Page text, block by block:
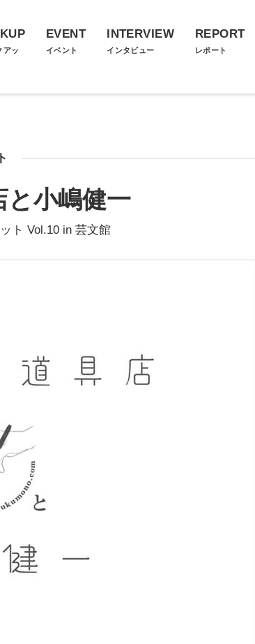
アッ
EVENT
イベント
INTERVIEW
インタビュー
REPORT
レポート
と小嶋健一
ト Vol.10 in 芸文館